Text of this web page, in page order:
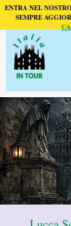
ENTRA NEL
SEMPRE